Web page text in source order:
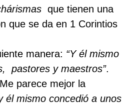
que tienen una
que se da en 1 Corintios
manera: “Y él mismo
pastores y maestros”.
Me parece mejor la
él mismo concedió a unos